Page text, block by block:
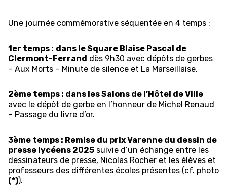
Une journée commémorative séquentée en 4 temps :
1er temps : dans le Square Blaise Pascal de
Clermont-Ferrand dès 9h30 avec dépôts de gerbes
– Aux Morts – Minute de silence et La Marseillaise.
2ème temps : dans les Salons de l’Hôtel de Ville
avec le dépôt de gerbe en l’honneur de Michel Renaud
– Passage du livre d’or.
3ème temps : Remise du prix Varenne du dessin de
presse lycéens 2025 suivie d’un échange entre les
dessinateurs de presse, Nicolas Rocher et les élèves et
professeurs des différentes écoles présentes (cf. photo
(*)).